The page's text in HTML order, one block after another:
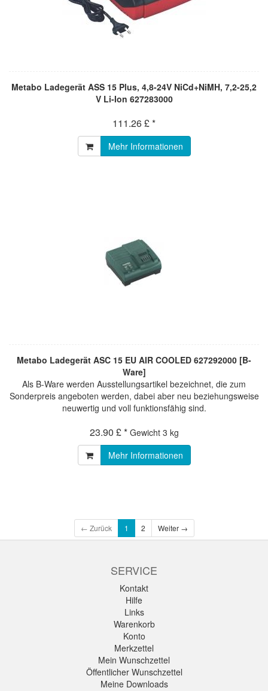
Metabo Ladegerät ASS 15 Plus, 4,8-24V NiCd+NiMH, 7,2-25,2
V Li-Ion 627283000
111.26 £ *
Mehr Informationen
Metabo Ladegerät ASC 15 EU AIR COOLED 627292000 [B-
Ware]
Als B-Ware werden Ausstellungsartikel bezeichnet, die zum
Sonderpreis angeboten werden, dabei aber neu beziehungsweise
neuwertig und voll funktionsfähig sind.
23.90 £ * Gewicht 3 kg
Mehr Informationen
← Zurück 1 2 Weiter →
SERVICE
Kontakt
Hilfe
Links
Warenkorb
Konto
Merkzettel
Mein Wunschzettel
Öffentlicher Wunschzettel
Meine Downloads